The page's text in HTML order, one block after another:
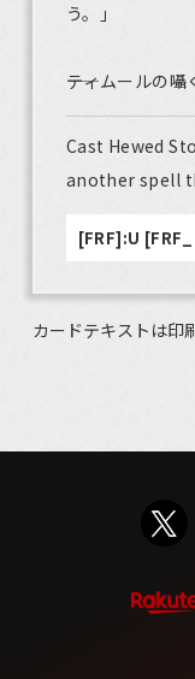
う。」
――ティムールの
Cast Hewed
another spell
[FRF]:U
カードテキストは印